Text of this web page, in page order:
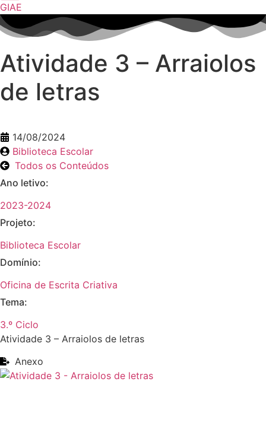
GIAE
Atividade 3 – Arraiolos
de letras
14/08/2024
Biblioteca Escolar
Todos os Conteúdos
Ano letivo:
2023-2024
Projeto:
Biblioteca Escolar
Domínio:
Oficina de Escrita Criativa
Tema:
3.º Ciclo
Atividade 3 – Arraiolos de letras
Anexo